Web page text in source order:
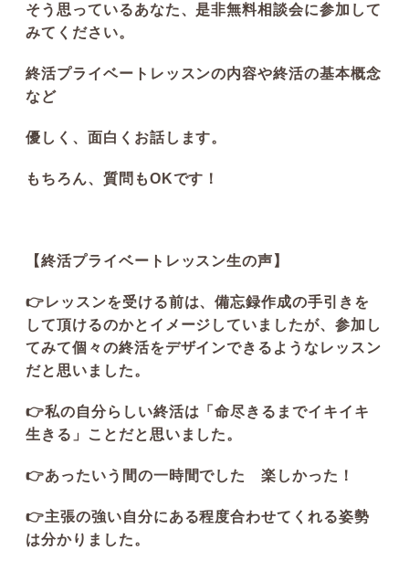
そう思っているあなた、是非無料相談会に参加して
みてください。
終活プライベートレッスンの内容や終活の基本概念
など
優しく、面白くお話します。
もちろん、質問もOKです！
【終活プライベートレッスン生の声】
👉レッスンを受ける前は、備忘録作成の手引きを
して頂けるのかとイメージしていましたが、参加し
てみて個々の終活をデザインできるようなレッスン
だと思いました。
👉私の自分らしい終活は「命尽きるまでイキイキ
生きる」ことだと思いました。
👉あったいう間の一時間でした 楽しかった！
👉主張の強い自分にある程度合わせてくれる姿勢
は分かりました。